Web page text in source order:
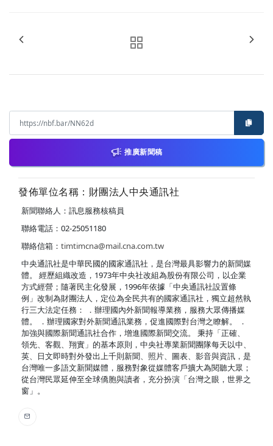
推廣新聞稿
發佈單位名稱：財團法人中央通訊社
新聞聯絡人：訊息服務核稿員
聯絡電話：02-25051180
聯絡信箱： timtimcna@mail.cna.com.tw
中央通訊社是中華民國的國家通訊社，是台灣最具影響力的新聞媒
體。 經歷組織改造，1973年中央社改組為股份有限公司，以企業
方式經營；隨著民主化發展，1996年依據「中央通訊社設置條
例」改制為財團法人，定位為全民共有的國家通訊社，獨立超然執
行三大法定任務： ．辦理國內外新聞報導業務，服務大眾傳播媒
體。 ．辦理國家對外新聞通訊業務，促進國際對台灣之瞭解。 ．
加強與國際新聞通訊社合作，增進國際新聞交流。 秉持「正確、
領先、客觀、翔實」的基本原則，中央社專業新聞團隊每天以中、
英、日文即時對外發出上千則新聞、照片、圖表、影音與資訊，是
台灣唯一多語文新聞媒體，服務對象從媒體客戶擴大為閱聽大眾；
從台灣民眾延伸至全球僑胞與讀者，充分扮演「台灣之眼，世界之
窗」。